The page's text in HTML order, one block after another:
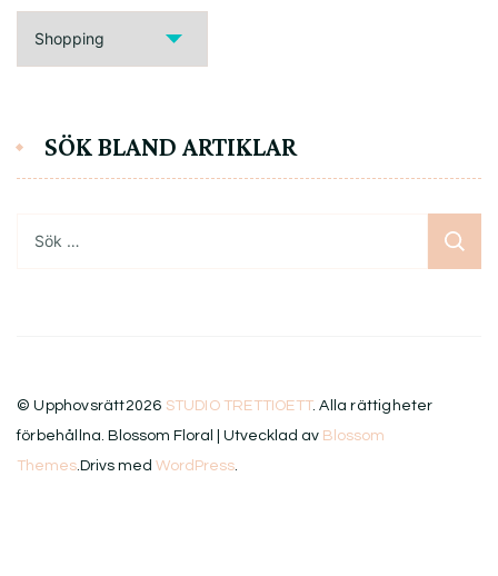
SÖK BLAND ARTIKLAR
efter:
© Upphovsrätt2026 STUDIO TRETTIOETT. Alla rättigheter
förbehållna. Blossom Floral | Utvecklad av Blossom
Themes .Drivs med WordPress